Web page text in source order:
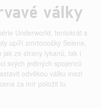
války
Underworld, tentokrát s
upíří smrtonošky Selene,
ze strany lykanů, tak i
svých jediných spojenců
odvěkou válku mezi
za mír položit tu